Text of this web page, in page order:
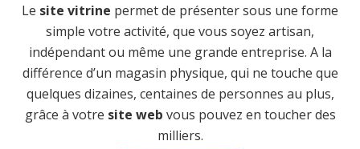
Le site vitrine permet de présenter sous une forme
simple votre activité, que vous soyez artisan,
indépendant ou même une grande entreprise. A la
différence d’un magasin physique, qui ne touche que
quelques dizaines, centaines de personnes au plus,
grâce à votre site web vous pouvez en toucher des
milliers.